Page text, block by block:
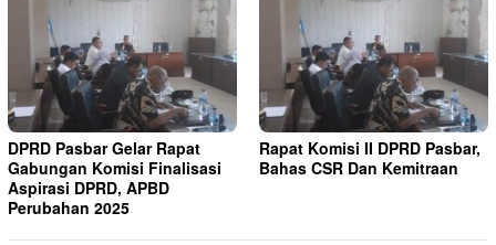
DPRD Pasbar Gelar Rapat
Gabungan Komisi Finalisasi
Aspirasi DPRD, APBD
Perubahan 2025
Rapat Komisi II DPRD Pasbar,
Bahas CSR Dan Kemitraan